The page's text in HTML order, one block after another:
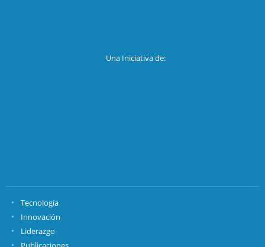
Una Iniciativa de:
Tecnología
Innovación
Liderazgo